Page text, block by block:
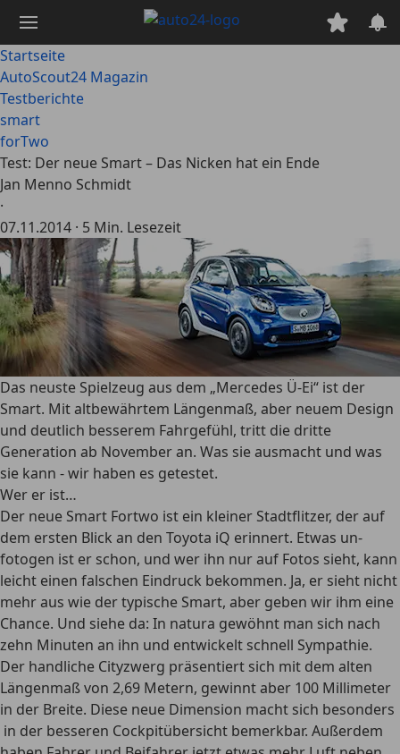
Hauptinhalt
springen
Startseite
AutoScout24 Magazin
Testberichte
smart
forTwo
Test: Der neue Smart – Das Nicken hat ein Ende
Jan Menno Schmidt
·
07.11.2014 · 5 Min. Lesezeit
Das neuste Spielzeug aus dem „Mercedes Ü-Ei“ ist der
Smart. Mit altbewährtem Längenmaß, aber neuem Design
und deutlich besserem Fahrgefühl, tritt die dritte
Generation ab November an. Was sie ausmacht und was
sie kann - wir haben es getestet.
Wer er ist…
Der neue Smart Fortwo ist ein kleiner Stadtflitzer, der auf
dem ersten Blick an den Toyota iQ erinnert. Etwas un-
fotogen ist er schon, und wer ihn nur auf Fotos sieht, kann
leicht einen falschen Eindruck bekommen. Ja, er sieht nicht
mehr aus wie der typische Smart, aber geben wir ihm eine
Chance. Und siehe da: In natura gewöhnt man sich nach
zehn Minuten an ihn und entwickelt schnell Sympathie.
Der handliche Cityzwerg präsentiert sich mit dem alten
Längenmaß von 2,69 Metern, gewinnt aber 100 Millimeter
in der Breite. Diese neue Dimension macht sich besonders
in der besseren Cockpitübersicht bemerkbar. Außerdem